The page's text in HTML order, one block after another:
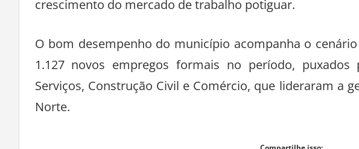
crescimento do mercado de trabalho potiguar.
O bom desempenho do município acompanha o
1.127 novos empregos formais no período,
Serviços, Construção Civil e Comércio, que lideraram a
Norte.